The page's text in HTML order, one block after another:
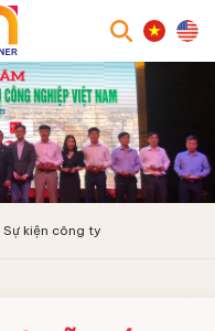
Sự kiện công ty